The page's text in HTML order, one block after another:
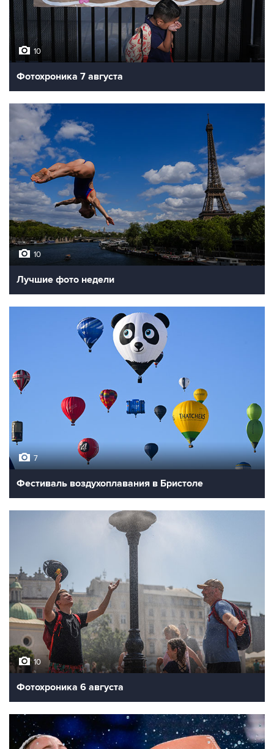
10
Фотохроника 7 августа
10
Лучшие фото недели
7
Фестиваль воздухоплавания в Бристоле
10
Фотохроника 6 августа